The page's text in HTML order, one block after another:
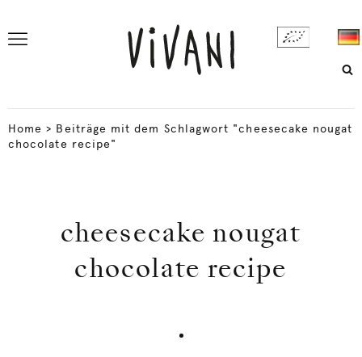
Home > Beiträge mit dem Schlagwort "cheesecake nougat
chocolate recipe"
cheesecake nougat
chocolate recipe